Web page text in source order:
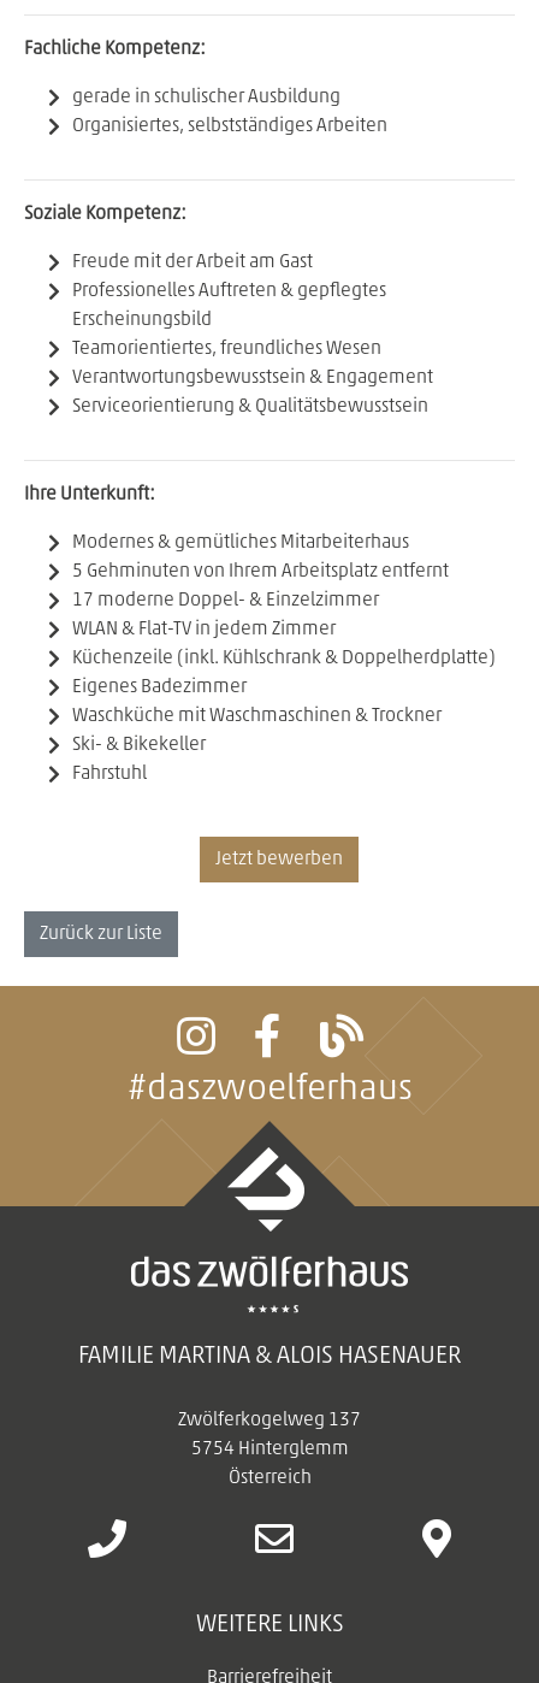
Fachliche Kompetenz:
gerade in schulischer Ausbildung
Organisiertes, selbstständiges Arbeiten
Soziale Kompetenz:
Freude mit der Arbeit am Gast
Professionelles Auftreten & gepflegtes
Erscheinungsbild
Teamorientiertes, freundliches Wesen
Verantwortungsbewusstsein & Engagement
Serviceorientierung & Qualitätsbewusstsein
Ihre Unterkunft:
Modernes & gemütliches Mitarbeiterhaus
5 Gehminuten von Ihrem Arbeitsplatz entfernt
17 moderne Doppel- & Einzelzimmer
WLAN & Flat-TV in jedem Zimmer
Küchenzeile (inkl. Kühlschrank & Doppelherdplatte)
Eigenes Badezimmer
Waschküche mit Waschmaschinen & Trockner
Ski- & Bikekeller
Fahrstuhl
Jetzt bewerben
Zurück zur Liste
#daszwoelferhaus
FAMILIE MARTINA & ALOIS HASENAUER
Zwölferkogelweg 137
5754 Hinterglemm
Österreich
WEITERE LINKS
Barrierefreiheit